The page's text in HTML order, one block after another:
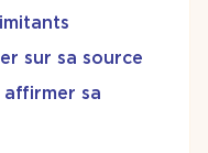
sur sa source
sa